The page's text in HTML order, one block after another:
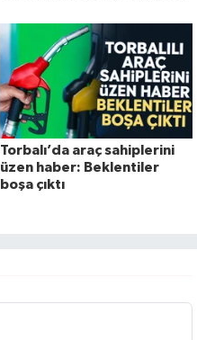
Torbalı’da araç sahiplerini
üzen haber: Beklentiler
boşa çıktı